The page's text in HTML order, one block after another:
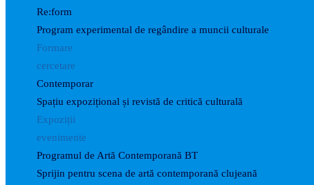
Re:form
Program experimental de regândire a muncii culturale
Formare
cercetare
Contemporar
Spațiu expozițional și revistă de critică culturală
Expoziții
evenimente
Programul de Artă Contemporană BT
Sprijin pentru scena de artă contemporană clujeană